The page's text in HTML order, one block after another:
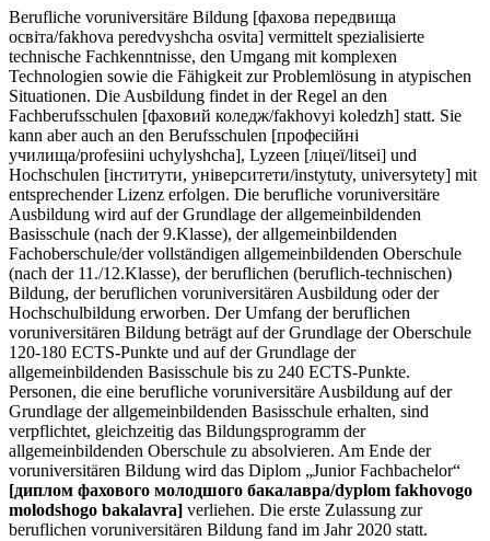
Berufliche voruniversitäre Bildung [фахова передвища
освіта/fakhova peredvyshcha osvita] vermittelt spezialisierte
technische Fachkenntnisse, den Umgang mit komplexen
Technologien sowie die Fähigkeit zur Problemlösung in atypischen
Situationen. Die Ausbildung findet in der Regel an den
Fachberufsschulen [фаховий коледж/fakhovyi koledzh] statt. Sie
kann aber auch an den Berufsschulen [професійні
училища/profesiini uchylyshcha], Lyzeen [ліцеї/litsei] und
Hochschulen [інститути, університети/instytuty, universytety] mit
entsprechender Lizenz erfolgen. Die berufliche voruniversitäre
Ausbildung wird auf der Grundlage der allgemeinbildenden
Basisschule (nach der 9.Klasse), der allgemeinbildenden
Fachoberschule/der vollständigen allgemeinbildenden Oberschule
(nach der 11./12.Klasse), der beruflichen (beruflich-technischen)
Bildung, der beruflichen voruniversitären Ausbildung oder der
Hochschulbildung erworben. Der Umfang der beruflichen
voruniversitären Bildung beträgt auf der Grundlage der Oberschule
120-180 ECTS-Punkte und auf der Grundlage der
allgemeinbildenden Basisschule bis zu 240 ECTS-Punkte.
Personen, die eine berufliche voruniversitäre Ausbildung auf der
Grundlage der allgemeinbildenden Basisschule erhalten, sind
verpflichtet, gleichzeitig das Bildungsprogramm der
allgemeinbildenden Oberschule zu absolvieren. Am Ende der
voruniversitären Bildung wird das Diplom „Junior Fachbachelor“
[диплом фахового молодшого бакалавра/dyplom fakhovogo
molodshogo bakalavra] verliehen. Die erste Zulassung zur
beruflichen voruniversitären Bildung fand im Jahr 2020 statt.